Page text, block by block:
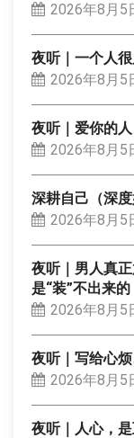
2026年8月5
夜听｜一个人
2026年8月5
夜听｜爱你的
2026年8月5
深耕自己（深度
2026年8月5
夜听｜男人真
是“装”不出来的
2026年8月5
夜听｜写给心
2026年8月5
夜听｜人心，